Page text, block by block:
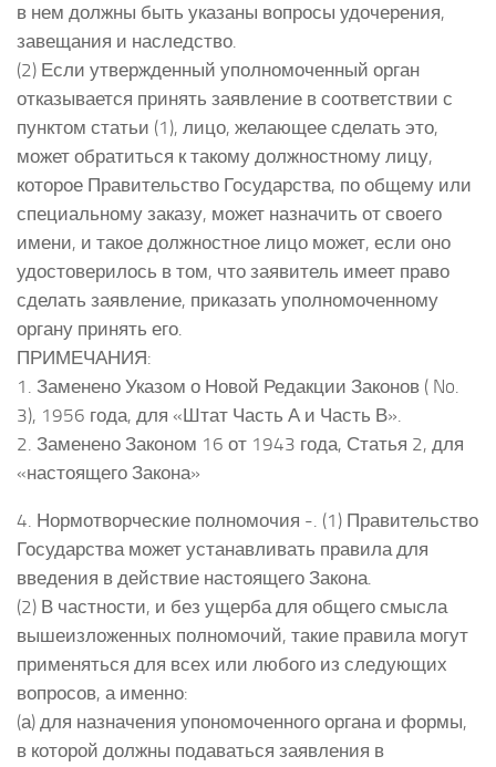
в нем должны быть указаны вопросы удочерения,
завещания и наследство.
(2) Если утвержденный уполномоченный орган
отказывается принять заявление в соответствии с
пунктом статьи (1), лицо, желающее сделать это,
может обратиться к такому должностному лицу,
которое Правительство Государства, по общему или
специальному заказу, может назначить от своего
имени, и такое должностное лицо может, если оно
удостоверилось в том, что заявитель имеет право
сделать заявление, приказать уполномоченному
органу принять его.
ПРИМЕЧАНИЯ:
1. Заменено Указом о Новой Редакции Законов ( No.
3), 1956 года, для «Штат Часть А и Часть В».
2. Заменено Законом 16 от 1943 года, Статья 2, для
«настоящего Закона»
4. Нормотворческие полномочия -. (1) Правительство
Государства может устанавливать правила для
введения в действие настоящего Закона.
(2) В частности, и без ущерба для общего смысла
вышеизложенных полномочий, такие правила могут
применяться для всех или любого из следующих
вопросов, а именно:
(а) для назначения упономоченного органа и формы,
в которой должны подаваться заявления в